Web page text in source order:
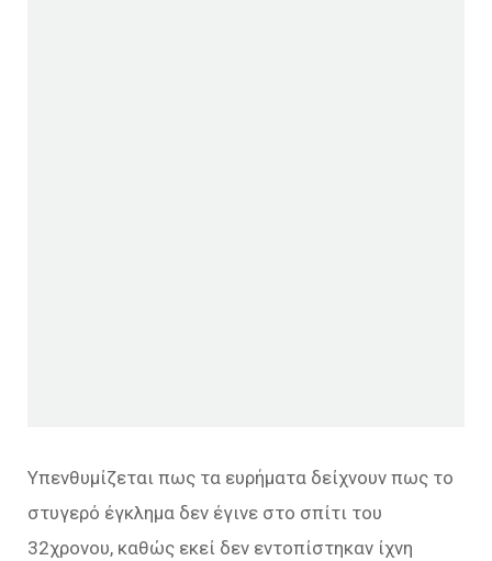
Υπενθυμίζεται πως τα ευρήματα δείχνουν πως το
στυγερό έγκλημα δεν έγινε στο σπίτι του
32χρονου, καθώς εκεί δεν εντοπίστηκαν ίχνη